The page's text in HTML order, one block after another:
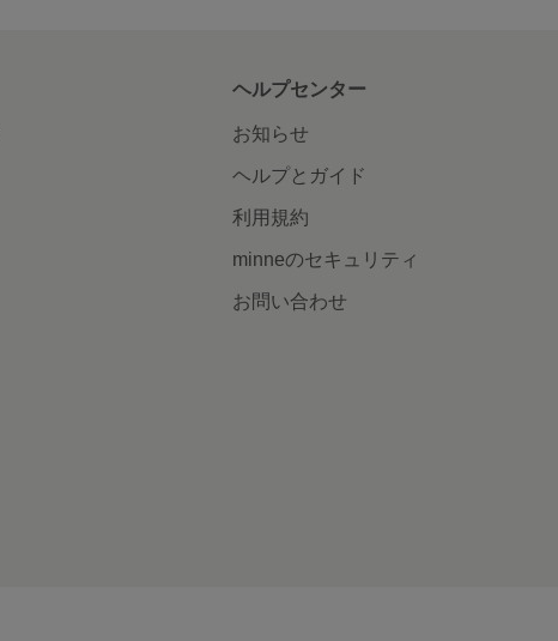
ヘルプセンター
お知らせ
ヘルプとガイド
利用規約
minneのセキュリティ
お問い合わせ